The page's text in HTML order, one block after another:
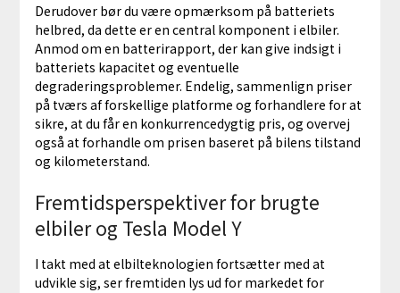
Derudover bør du være opmærksom på batteriets
helbred, da dette er en central komponent i elbiler.
Anmod om en batterirapport, der kan give indsigt i
batteriets kapacitet og eventuelle
degraderingsproblemer. Endelig, sammenlign priser
på tværs af forskellige platforme og forhandlere for at
sikre, at du får en konkurrencedygtig pris, og overvej
også at forhandle om prisen baseret på bilens tilstand
og kilometerstand.
Fremtidsperspektiver for brugte
elbiler og Tesla Model Y
I takt med at elbilteknologien fortsætter med at
udvikle sig, ser fremtiden lys ud for markedet for